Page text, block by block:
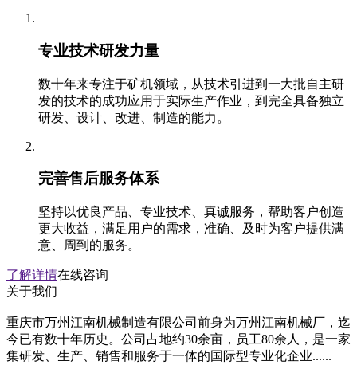
专业技术研发力量
数十年来专注于矿机领域，从技术引进到一大批自主研
发的技术的成功应用于实际生产作业，到完全具备独立
研发、设计、改进、制造的能力。
完善售后服务体系
坚持以优良产品、专业技术、真诚服务，帮助客户创造
更大收益，满足用户的需求，准确、及时为客户提供满
意、周到的服务。
了解详情在线咨询
关于我们
重庆市万州江南机械制造有限公司前身为万州江南机械厂，迄
今已有数十年历史。公司占地约30余亩，员工80余人，是一家
集研发、生产、销售和服务于一体的国际型专业化企业......